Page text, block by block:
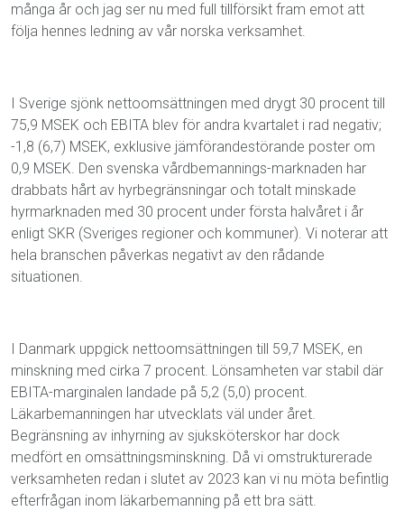
många år och jag ser nu med full tillförsikt fram emot att
följa hennes ledning av vår norska verksamhet.
I Sverige sjönk nettoomsättningen med drygt 30 procent till
75,9 MSEK och EBITA blev för andra kvartalet i rad negativ;
-1,8 (6,7) MSEK, exklusive jämförandestörande poster om
0,9 MSEK. Den svenska vårdbemannings-marknaden har
drabbats hårt av hyrbegränsningar och totalt minskade
hyrmarknaden med 30 procent under första halvåret i år
enligt SKR (Sveriges regioner och kommuner). Vi noterar att
hela branschen påverkas negativt av den rådande
situationen.
I Danmark uppgick nettoomsättningen till 59,7 MSEK, en
minskning med cirka 7 procent. Lönsamheten var stabil där
EBITA-marginalen landade på 5,2 (5,0) procent.
Läkarbemanningen har utvecklats väl under året.
Begränsning av inhyrning av sjuksköterskor har dock
medfört en omsättningsminskning. Då vi omstrukturerade
verksamheten redan i slutet av 2023 kan vi nu möta befintlig
efterfrågan inom läkarbemanning på ett bra sätt.